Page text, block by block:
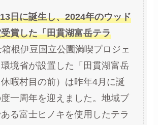
日に誕生し、2024年のウッド
賞した「田貫湖富岳テラ
箱根伊豆国立公園満喫プロジェ
境省が設置した「田貫湖富岳
暇村目の前）は昨年4月に誕
一周年を迎えました。地域ブ
る富士ヒノキを使用したテラ